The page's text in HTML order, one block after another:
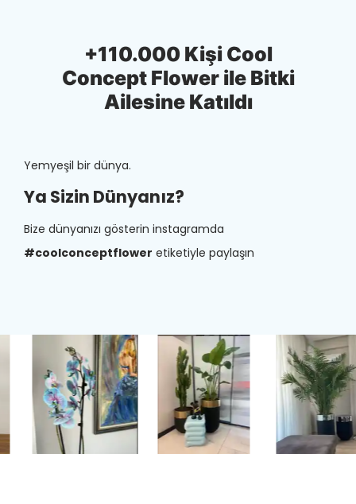
+110.000 Kişi Cool
Concept Flower ile Bitki
Ailesine Katıldı
Yemyeşil bir dünya.
Ya Sizin Dünyanız?
Bize dünyanızı gösterin instagramda
#coolconceptflower etiketiyle paylaşın